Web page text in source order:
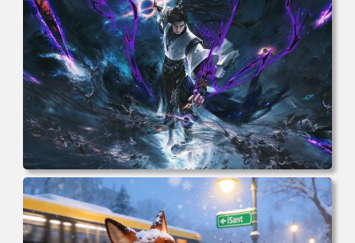
鹿野师姐 电脑桌面 高清壁纸 壁纸下载 壁纸大全
电脑壁纸 完美世界 荒天帝石昊 4K高清动漫壁纸 电脑桌面
高清壁纸 壁纸下载 壁纸大全